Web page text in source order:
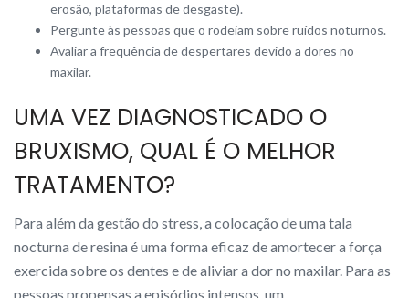
erosão, plataformas de desgaste).
Pergunte às pessoas que o rodeiam sobre ruídos noturnos.
Avaliar a frequência de despertares devido a dores no
maxilar.
UMA VEZ DIAGNOSTICADO O
BRUXISMO, QUAL É O MELHOR
TRATAMENTO?
Para além da gestão do stress, a colocação de uma tala
nocturna de resina é uma forma eficaz de amortecer a força
exercida sobre os dentes e de aliviar a dor no maxilar. Para as
pessoas propensas a episódios intensos, um